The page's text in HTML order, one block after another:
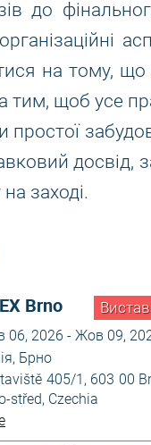
до
на тому,
тим, щоб усе
простої
досвід,
заході.
Brno
06, 2026 - Жов 09,
Брно
405/1, 603 00
střed, Czechia